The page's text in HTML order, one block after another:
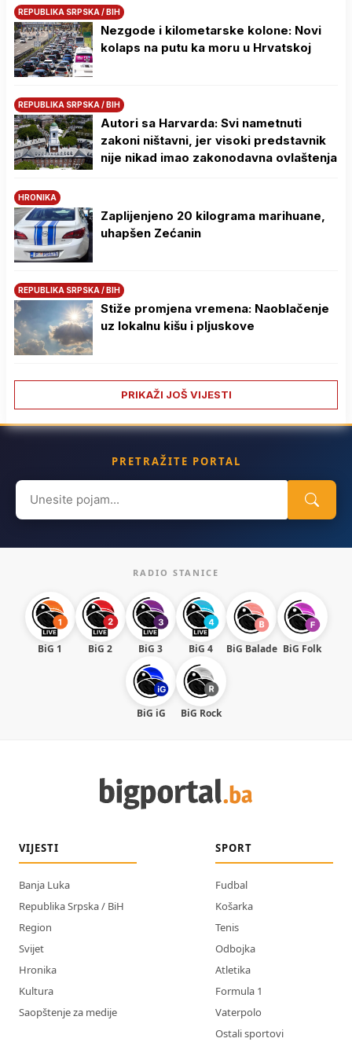
REPUBLIKA SRPSKA / BIH
Nezgode i kilometarske kolone: Novi
kolaps na putu ka moru u Hrvatskoj
REPUBLIKA SRPSKA / BIH
Autori sa Harvarda: Svi nametnuti
zakoni ništavni, jer visoki predstavnik
nije nikad imao zakonodavna ovlaštenja
HRONIKA
Zaplijenjeno 20 kilograma marihuane,
uhapšen Zećanin
REPUBLIKA SRPSKA / BIH
Stiže promjena vremena: Naoblačenje
uz lokalnu kišu i pljuskove
PRIKAŽI JOŠ VIJESTI
PRETRAŽITE PORTAL
Search
for:
RADIO STANICE
BiG 1 BiG 2 BiG 3 BiG 4 BiG Balade BiG Folk
BiG iG BiG Rock
VIJESTI
Banja Luka
Republika Srpska / BiH
Region
Svijet
Hronika
Kultura
Saopštenje za medije
SPORT
Fudbal
Košarka
Tenis
Odbojka
Atletika
Formula 1
Vaterpolo
Ostali sportovi